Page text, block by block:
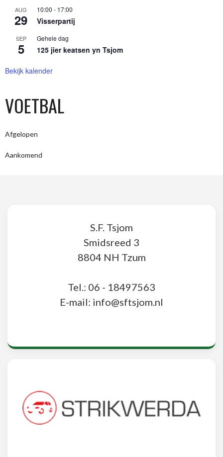
AUG
29
10:00 - 17:00
Visserpartij
SEP
5
Gehele dag
125 jier keatsen yn Tsjom
Bekijk kalender
VOETBAL
Afgelopen
Aankomend
S.F. Tsjom
Smidsreed 3
8804 NH Tzum
Tel.: 06 - 18497563
E-mail: info@sftsjom.nl